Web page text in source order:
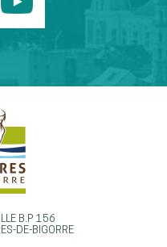
B.P 156
DE-BIGORRE